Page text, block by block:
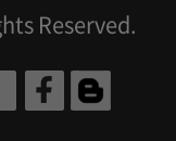
Reserved.